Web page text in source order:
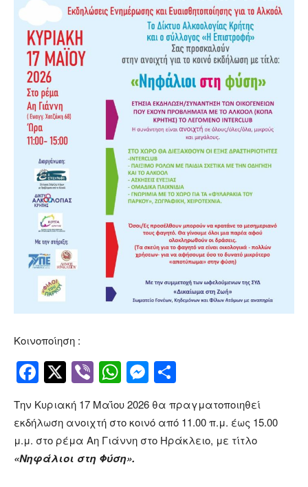
Κοινοποίηση :
Facebook
Twitter
ViberWhatsApp
Messenger
Την Κυριακή 17 Μαΐου 2026 θα πραγματοποιηθεί
εκδήλωση ανοιχτή στο κοινό από 11.00 π.μ. έως 15.00
μ.μ. στο ρέμα Αη Γιάννη στο Ηράκλειο, με τίτλο
«Νηφάλιοι στη Φύση».